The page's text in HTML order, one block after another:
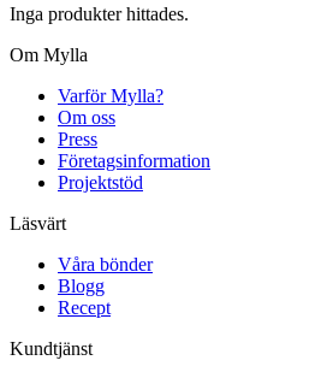
Inga produkter hittades.
Om Mylla
Varför Mylla?
Om oss
Press
Företagsinformation
Projektstöd
Läsvärt
Våra bönder
Blogg
Recept
Kundtjänst